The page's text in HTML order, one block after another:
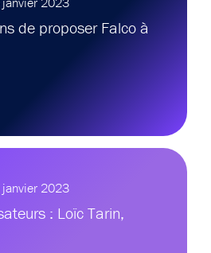
de proposer Falco à
2023
: Loïc Tarin,